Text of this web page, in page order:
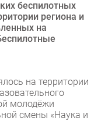
беспилотных
региона и
на
на территории
молодёжи
смены «Наука и